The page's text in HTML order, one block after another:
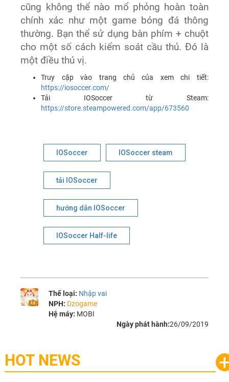
cũng không thể nào mổ phỏng hoàn toàn
chính xác như một game bóng đá thông
thường. Bạn thể sử dụng bàn phím + chuột
cho một số cách kiểm soát cầu thủ. Đó là
một điều thú vị.
Truy cập vào trang chủ của xem chi tiết:
https://iosoccer.com/
Tải IOSoccer từ Steam:
https://store.steampowered.com/app/673560
IOSoccer IOSoccer steam
tải IOSoccer
hướng dẫn IOSoccer
IOSoccer Half-life
Thể loại: Nhập vai
NPH: Dzogame
Hệ máy: MOBI
Ngày phát hành:26/09/2019
HOT NEWS